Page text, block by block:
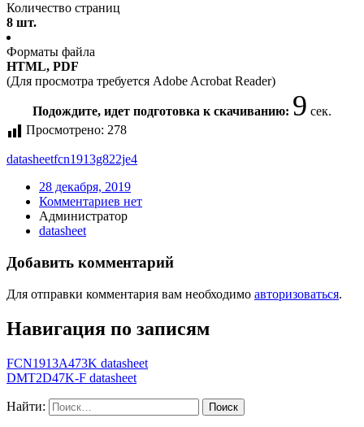
Количество страниц
8 шт.
Форматы файла
HTML, PDF
(Для просмотра требуется Adobe Acrobat Reader)
Подождите, идет подготовка к скачиванию: 9 сек.
Просмотрено: 278
datasheetfcn1913g822je4
28 декабря, 2019
Комментариев нет
Администратор
datasheet
Добавить комментарий
Для отправки комментария вам необходимо авторизоваться.
Навигация по записям
FCN1913A473K datasheet
DMT2D47K-F datasheet
Найти: